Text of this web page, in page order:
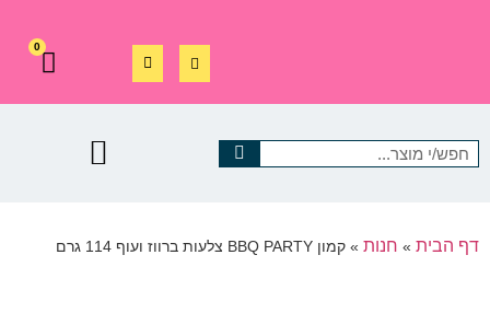
0
דף הבית » חנות » קמון BBQ PARTY צלעות ברווז ועוף 114 גרם